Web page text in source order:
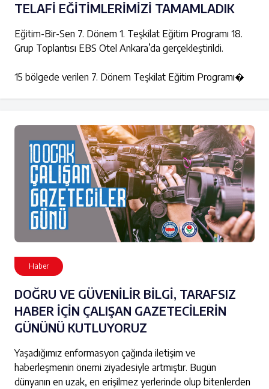
TELAFİ EĞİTİMLERİMİZİ TAMAMLADIK
Eğitim-Bir-Sen 7. Dönem 1. Teşkilat Eğitim Programı 18.
Grup Toplantısı EBS Otel Ankara’da gerçekleştirildi.
15 bölgede verilen 7. Dönem Teşkilat Eğitim Programı�
Haber
DOĞRU VE GÜVENİLİR BİLGİ, TARAFSIZ
HABER İÇİN ÇALIŞAN GAZETECİLERİN
GÜNÜNÜ KUTLUYORUZ
Yaşadığımız enformasyon çağında iletişim ve
haberleşmenin önemi ziyadesiyle artmıştır. Bugün
dünyanın en uzak, en erişilmez yerlerinde olup bitenlerden